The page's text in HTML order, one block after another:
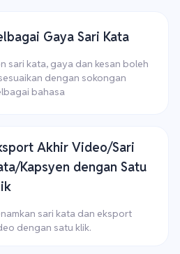
Gaya Sari Kata
sari kata, gaya dan kesan boleh
dengan sokongan
bahasa
Akhir Video/Sari
Kapsyen dengan Satu
sari kata dan eksport
dengan satu klik.